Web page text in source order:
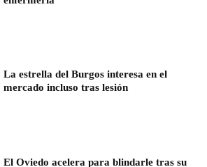
La estrella del Burgos interesa en el
mercado incluso tras lesión
El Oviedo acelera para blindarle tras su